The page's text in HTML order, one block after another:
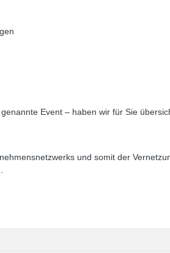
Event – haben wir für Sie
und somit der